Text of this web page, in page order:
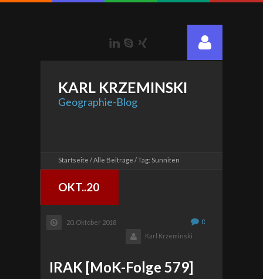
LinkedIn
Skype
KARL KRZEMINSKI
Geographie-Blog
Startseite Alle Beiträge Tag: Sunniten
OKT..20
20. Oktober 2018
0
Karl Krzeminski
IRAK [MoK-Folge 579]